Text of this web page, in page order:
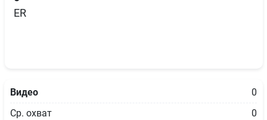
ER
Видео
0
Ср. охват
0